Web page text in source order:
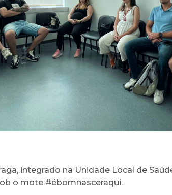
integrado na Unidade Local de
o mote #ébomnasceraqui.